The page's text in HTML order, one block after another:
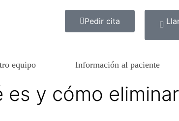
Pedir cita
equipo Información al paciente
y cómo